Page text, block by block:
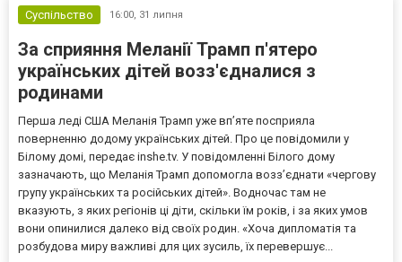
Суспільство 16:00, 31 липня
За сприяння Меланії Трамп п'ятеро
українських дітей возз'єдналися з
родинами
Перша леді США Меланія Трамп уже впʼяте посприяла
поверненню додому українських дітей. Про це повідомили у
Білому домі, передає inshe.tv. У повідомленні Білого дому
зазначають, що Меланія Трамп допомогла возз’єднати «чергову
групу українських та російських дітей». Водночас там не
вказують, з яких регіонів ці діти, скільки їм років, і за яких умов
вони опинилися далеко від своїх родин. «Хоча дипломатія та
розбудова миру важливі для цих зусиль, їх перевершує...